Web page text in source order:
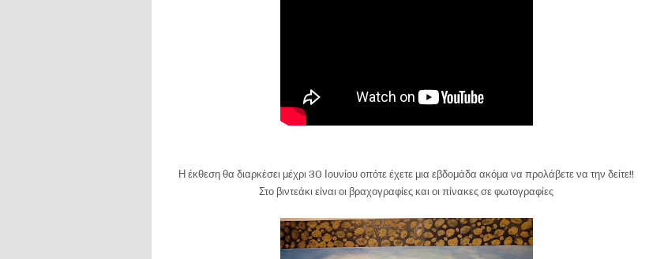
Η έκθεση θα διαρκέσει μέχρι 30 Ιουνίου οπότε έχετε μια εβδομάδα ακόμα να προλάβετε να την δείτε!!
Στο βιντεάκι είναι οι βραχογραφίες και οι πίνακες σε φωτογραφίες